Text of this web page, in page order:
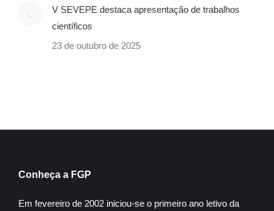
V SEVEPE destaca apresentação de trabalhos
científicos
23 de outubro de 2025
Conheça a FGP
Em fevereiro de 2002 iniciou-se o primeiro ano letivo da